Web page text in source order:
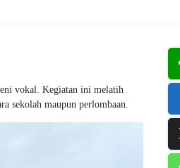
vokal. Kegiatan ini melatih
sekolah maupun perlombaan.